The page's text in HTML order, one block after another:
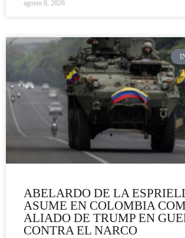
agosto 8, 2026
ABELARDO DE LA
ASUME EN COLOMBIA
ALIADO DE TRUMP EN
CONTRA EL NARCO